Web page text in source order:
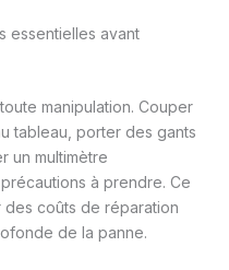
essentielles avant
manipulation. Couper
tableau, porter des gants
un multimètre
à prendre. Ce
des coûts de réparation
de la panne.